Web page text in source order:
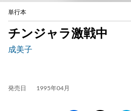
単行本
チンジャラ激戦中
成美子
発売日 1995年04月